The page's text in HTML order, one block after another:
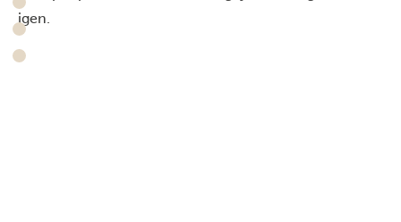
igen.